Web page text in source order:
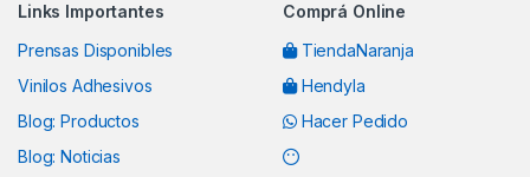
Links Importantes
Prensas Disponibles
Vinilos Adhesivos
Blog: Productos
Blog: Noticias
Comprá Online
TiendaNaranja
Hendyla
Hacer Pedido